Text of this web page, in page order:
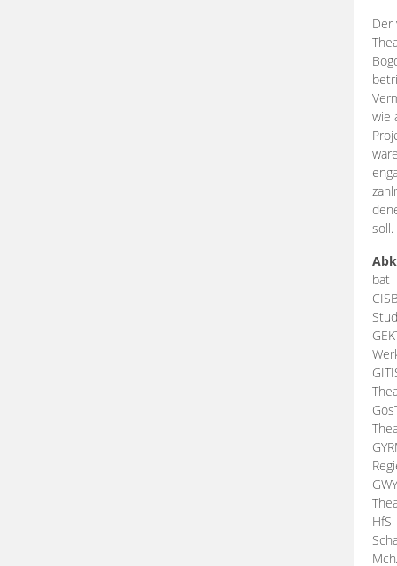
Der
wie
zahlr
soll.
bat
HfS